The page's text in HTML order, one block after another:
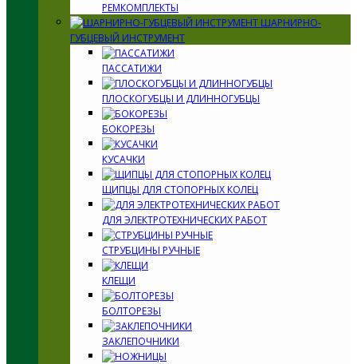
РЕМКОМПЛЕКТЫ
ШАРНИРНО-
ГУБЦЕВЫЙ ИНСТРУМЕНТ
ПАССАТИЖИ
ПЛОСКОГУБЦЫ И ДЛИННОГУБЦЫ
БОКОРЕЗЫ
КУСАЧКИ
ЩИПЦЫ ДЛЯ СТОПОРНЫХ КОЛЕЦ
ДЛЯ ЭЛЕКТРОТЕХНИЧЕСКИХ РАБОТ
СТРУБЦИНЫ РУЧНЫЕ
КЛЕЩИ
БОЛТОРЕЗЫ
ЗАКЛЕПОЧНИКИ